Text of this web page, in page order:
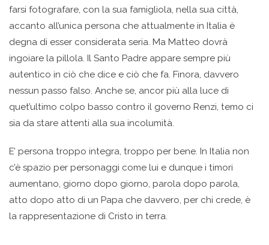
farsi fotografare, con la sua famigliola, nella sua città,
accanto all’unica persona che attualmente in Italia è
degna di esser considerata seria. Ma Matteo dovrà
ingoiare la pillola. Il Santo Padre appare sempre più
autentico in ciò che dice e ciò che fa. Finora, davvero
nessun passo falso. Anche se, ancor più alla luce di
quet’ultimo colpo basso contro il governo Renzi, temo ci
sia da stare attenti alla sua incolumità.
E’ persona troppo integra, troppo per bene. In Italia non
c’è spazio per personaggi come lui e dunque i timori
aumentano, giorno dopo giorno, parola dopo parola,
atto dopo atto di un Papa che davvero, per chi crede, è
la rappresentazione di Cristo in terra.